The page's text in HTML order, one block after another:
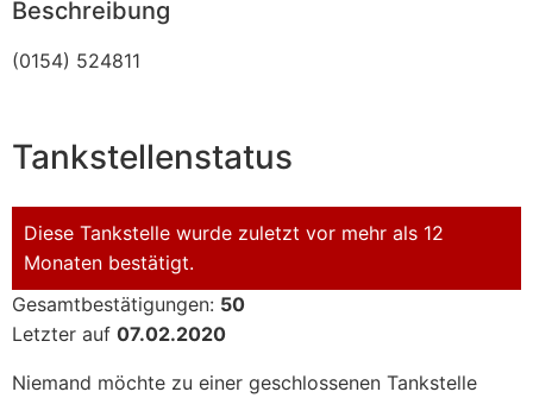
Beschreibung
(0154) 524811
Tankstellenstatus
Diese Tankstelle wurde zuletzt vor mehr als 12
Monaten bestätigt.
Gesamtbestätigungen: 50
Letzter auf 07.02.2020
Niemand möchte zu einer geschlossenen Tankstelle